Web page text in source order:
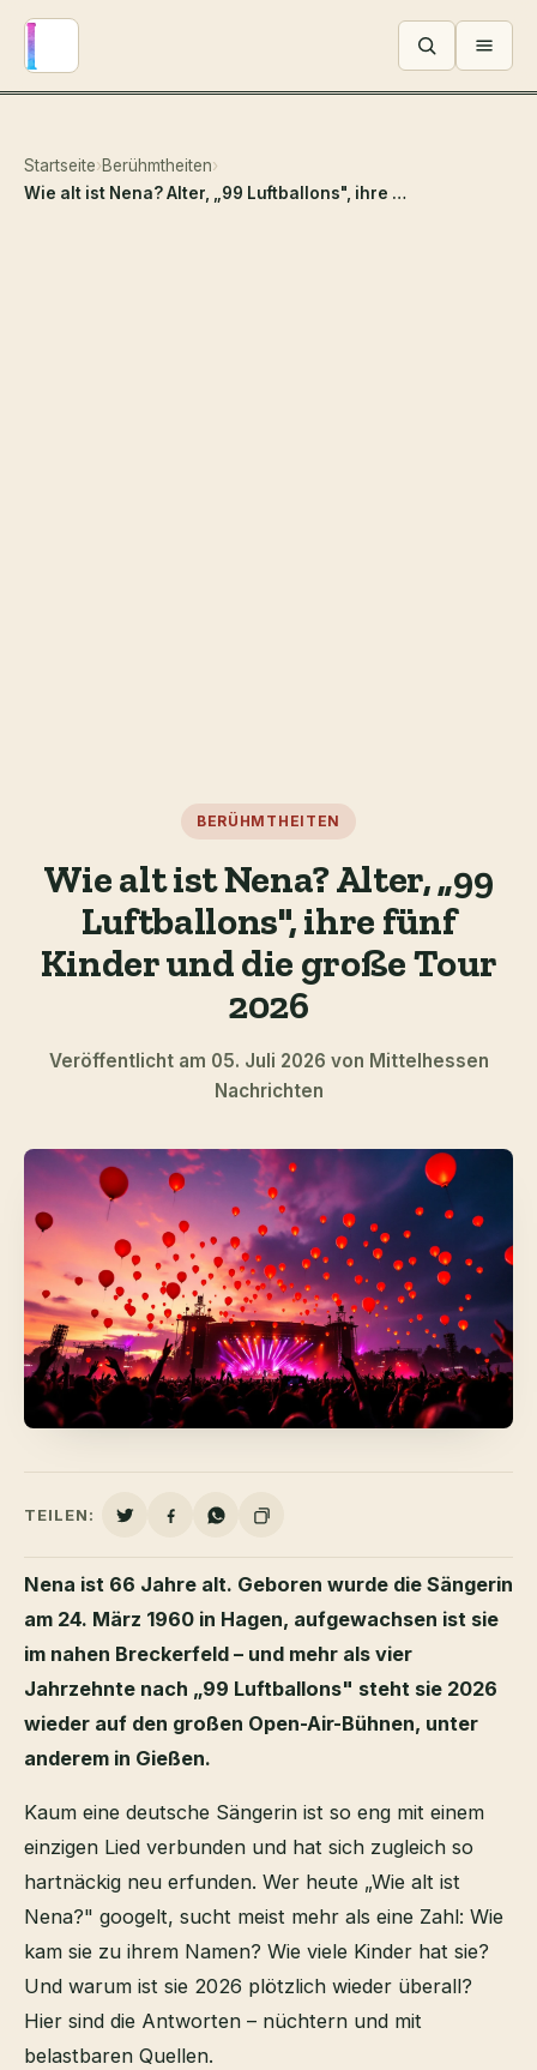
Menü
Startseite›Berühmtheiten›
Wie alt ist Nena? Alter, „99 Luftballons", ihre fünf Kinder und die große Tour 2026
BERÜHMTHEITEN
Wie alt ist Nena? Alter, „99
Luftballons", ihre fünf
Kinder und die große Tour
2026
Veröffentlicht am 05. Juli 2026 von Mittelhessen
Nachrichten
TEILEN:
Nena ist 66 Jahre alt. Geboren wurde die Sängerin
am 24. März 1960 in Hagen, aufgewachsen ist sie
im nahen Breckerfeld – und mehr als vier
Jahrzehnte nach „99 Luftballons" steht sie 2026
wieder auf den großen Open-Air-Bühnen, unter
anderem in Gießen.
Kaum eine deutsche Sängerin ist so eng mit einem
einzigen Lied verbunden und hat sich zugleich so
hartnäckig neu erfunden. Wer heute „Wie alt ist
Nena?" googelt, sucht meist mehr als eine Zahl: Wie
kam sie zu ihrem Namen? Wie viele Kinder hat sie?
Und warum ist sie 2026 plötzlich wieder überall?
Hier sind die Antworten – nüchtern und mit
belastbaren Quellen.